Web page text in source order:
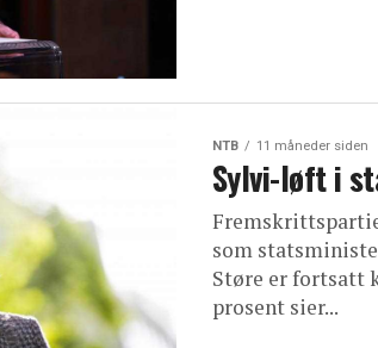
NTB 11 måneder siden
Sylvi-løft i
som
Støre er fortsatt
prosent sier...